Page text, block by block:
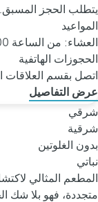
يتطلب الحجز
المواعيد
العشاء: من الساعة 6:00 مساءً إلى الساعة 10:30 مساءً
الحجوزات الهاتفية
اتصل بقسم العلاقات
عرض التفاصيل
شرقي
شرقية
بدون الغلوتين
نباتي
المطعم المثالي
متجددة، فهو بلا شك